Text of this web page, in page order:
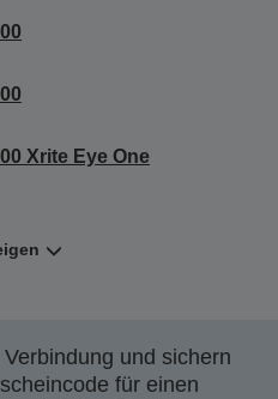
Xrite Eye One
und sichern
für einen